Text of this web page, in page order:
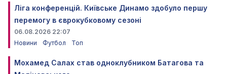
Ліга конференцій. Київське Динамо здобуло першу
перемогу в єврокубковому сезоні
06.08.2026 22:07
Новини
Футбол Топ
Мохамед Салах став одноклубником Батагова та